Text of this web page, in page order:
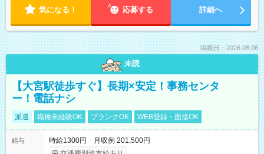
気になる！ 応募する 詳細へ
掲載日：2026.08.06
未読
【大宮駅徒歩すぐ】長期×安定！事務センタ
ー！電話ナシ
派遣 職種未経験OK ブランクOK WEB登録・面接OK
給与
時給1300円 月収例 201,500円